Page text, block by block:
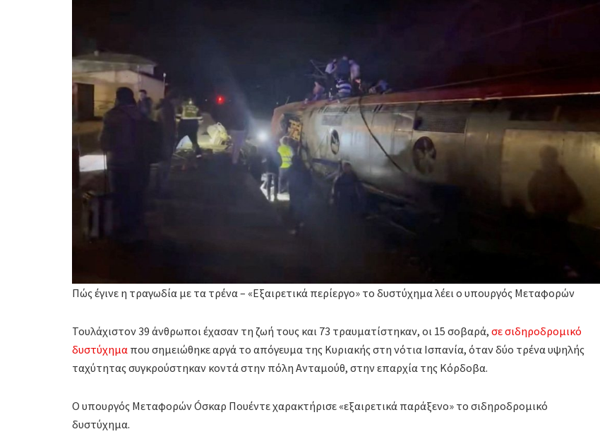
Πώς έγινε η τραγωδία με τα τρένα – «Εξαιρετικά περίεργο» το δυστύχημα λέει ο υπουργός Μεταφορών
Τουλάχιστον 39 άνθρωποι έχασαν τη ζωή τους και 73 τραυματίστηκαν, οι 15 σοβαρά, σε σιδηροδρομικό
δυστύχημα που σημειώθηκε αργά το απόγευμα της Κυριακής στη νότια Ισπανία, όταν δύο τρένα υψηλής
ταχύτητας συγκρούστηκαν κοντά στην πόλη Ανταμούθ, στην επαρχία της Κόρδοβα.
Ο υπουργός Μεταφορών Óσκαρ Πουέντε χαρακτήρισε «εξαιρετικά παράξενο» το σιδηροδρομικό
δυστύχημα.